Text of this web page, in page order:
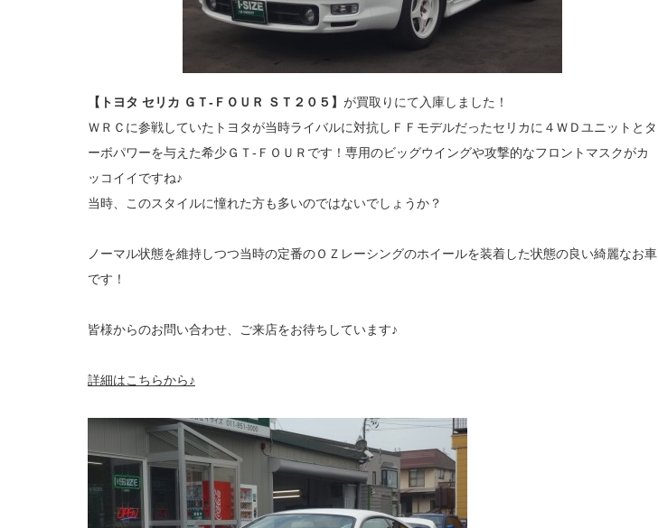
【トヨタ セリカ ＧＴ‐ＦＯＵＲ ＳＴ２０５】 が買取りにて入庫しました！
ＷＲＣに参戦していたトヨタが当時ライバルに対抗しＦＦモデルだったセリカに４ＷＤユニットとタ
ーボパワーを与えた希少ＧＴ‐ＦＯＵＲです！専用のビッグウイングや攻撃的なフロントマスクがカ
ッコイイですね♪
当時、このスタイルに憧れた方も多いのではないでしょうか？
ノーマル状態を維持しつつ当時の定番のＯＺレーシングのホイールを装着した状態の良い綺麗なお車
です！
皆様からのお問い合わせ、ご来店をお待ちしています♪
詳細はこちらから♪